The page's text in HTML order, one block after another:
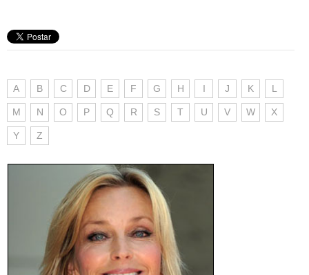
A B C D E F G H I J K L
M N O P Q R S T U V W X
Y Z